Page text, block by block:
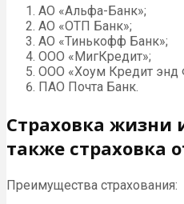
АО «Альфа-Банк»;
АО «ОТП Банк»;
АО «Тинькофф Банк»;
ООО «МигКредит»;
ООО «Хоум Кредит энд
ПАО Почта Банк.
Страховка жизни
также страховка
Преимущества страхования: